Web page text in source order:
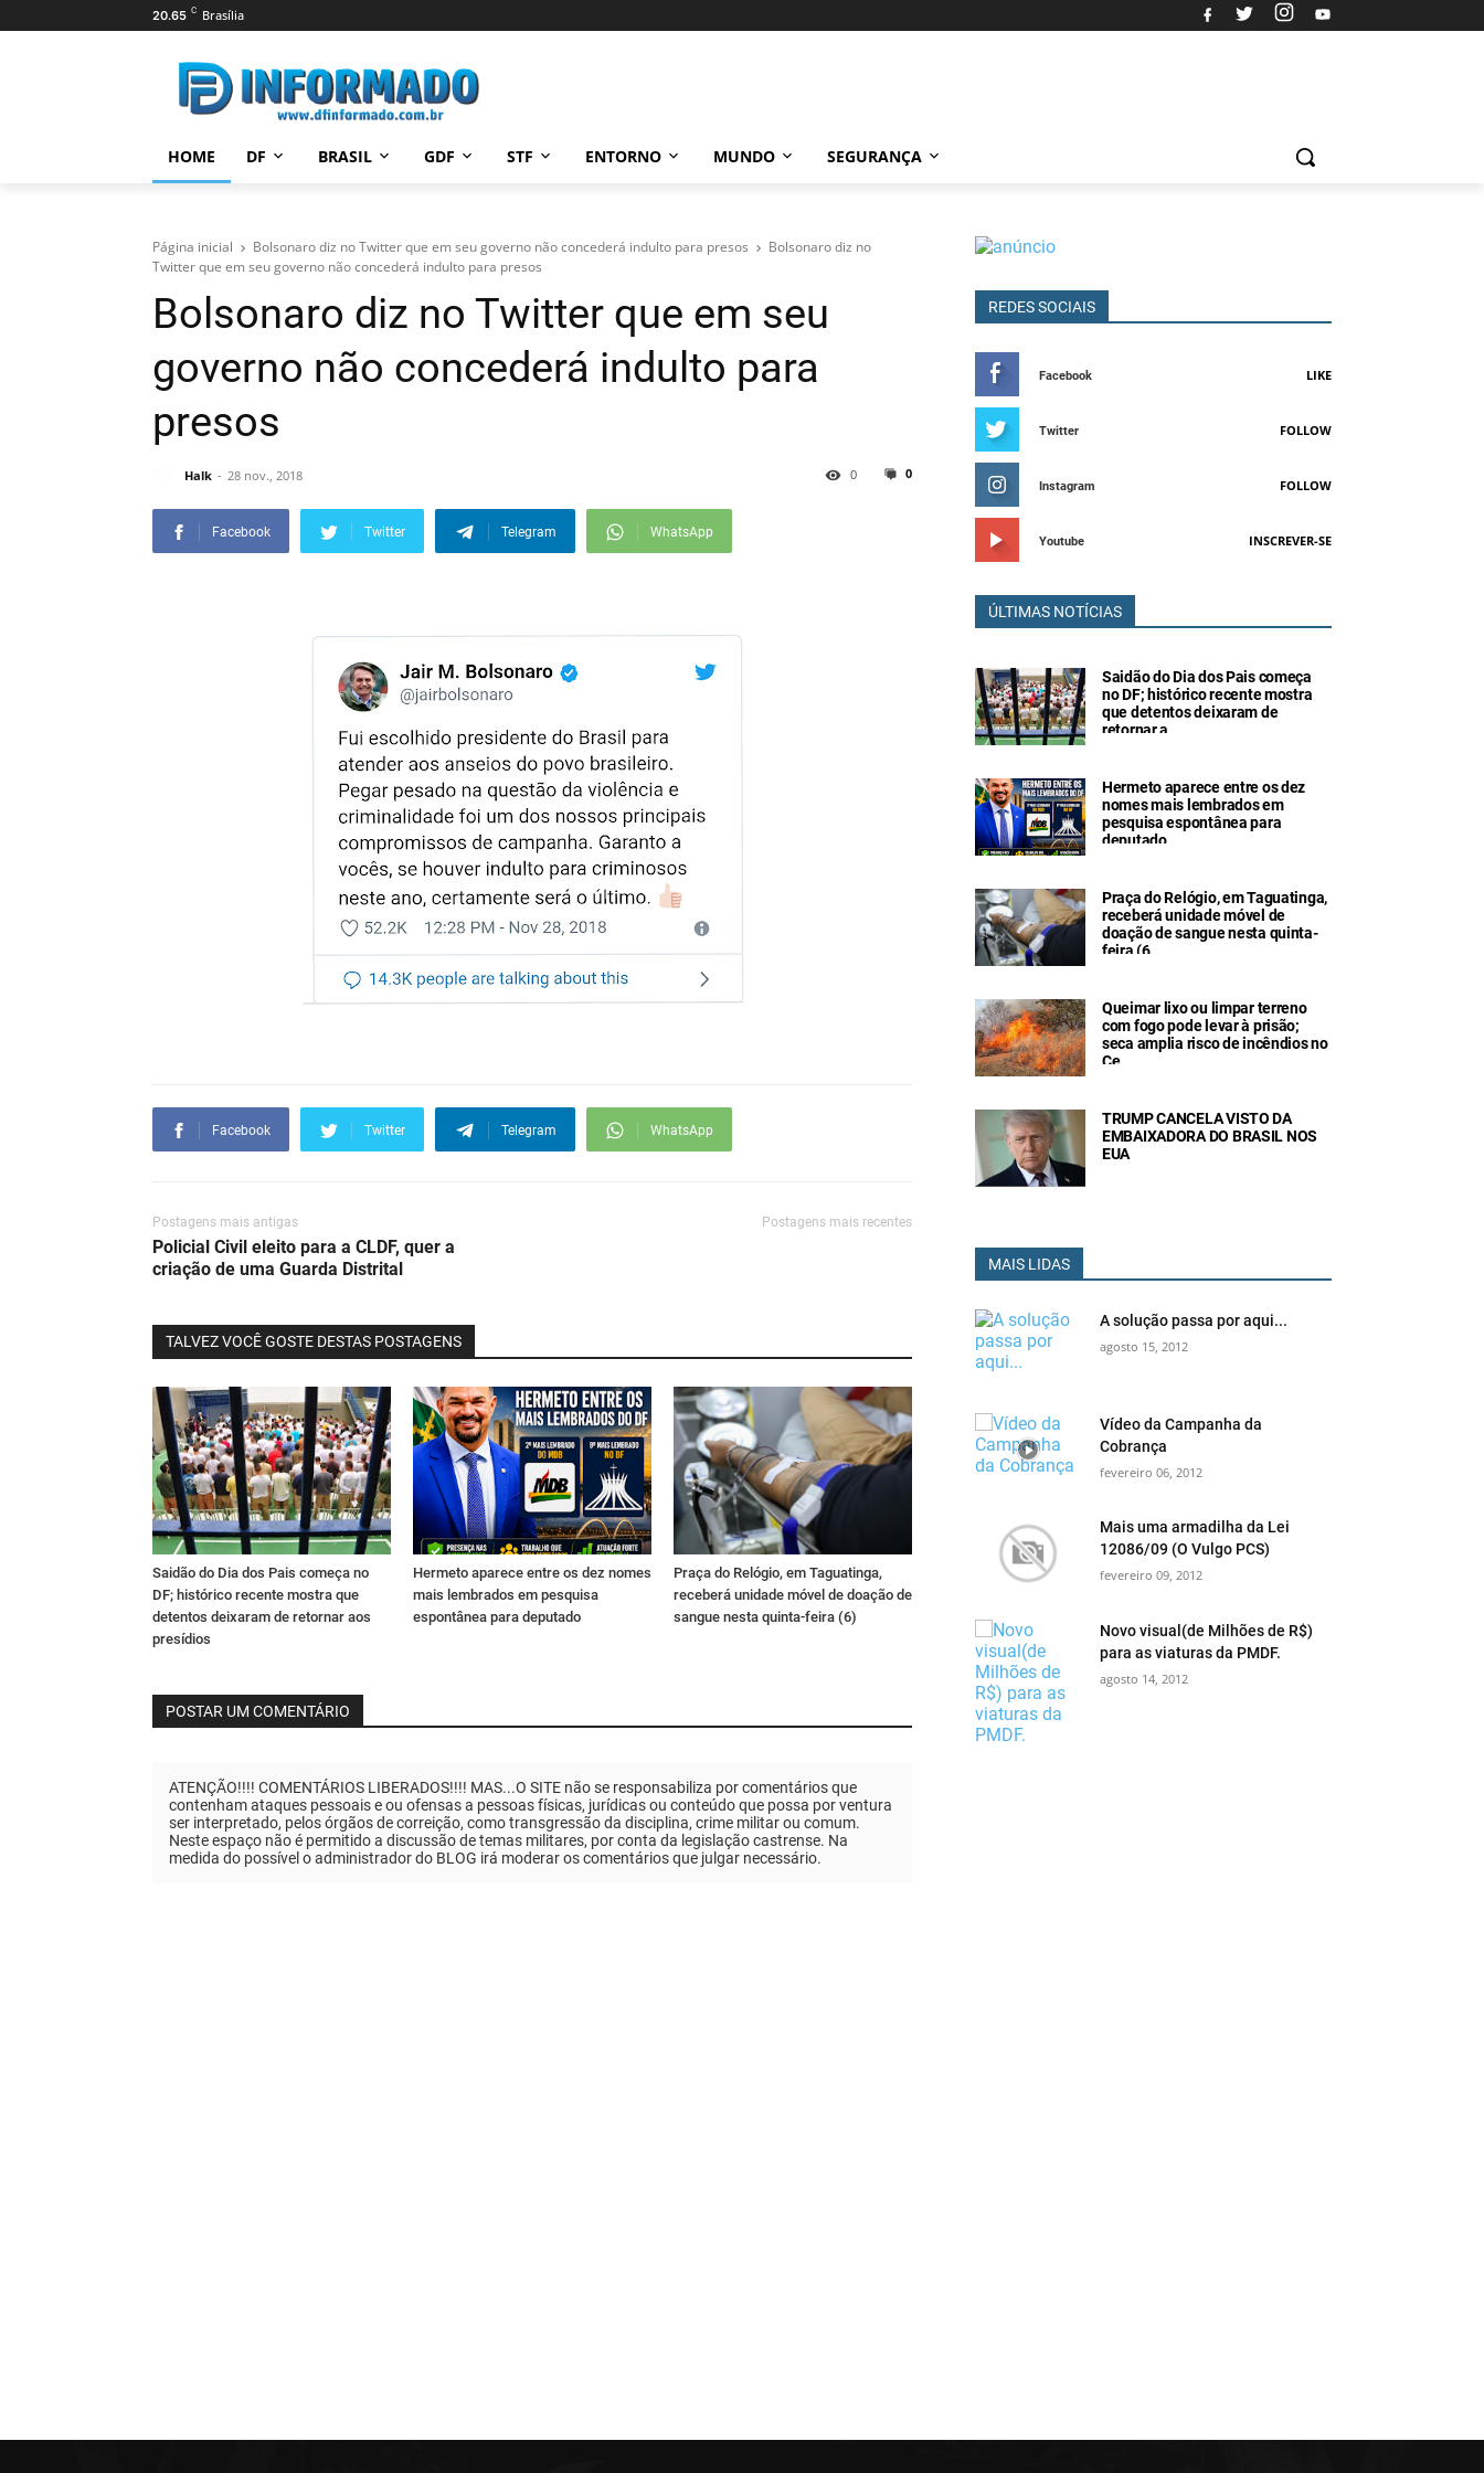
20.65 C Brasília
HOME DF BRASIL GDF STF ENTORNO MUNDO SEGURANÇA
Página inicial Bolsonaro diz no Twitter que em seu governo não concederá indulto para presos
Bolsonaro diz no
Twitter que em seu governo não concederá indulto para presos
Bolsonaro diz no Twitter que em seu
governo não concederá indulto para
presos
Halk 28 nov., 2018 0
0
Facebook Twitter Telegram WhatsApp
Facebook Twitter Telegram WhatsApp
Postagens mais antigas
Policial Civil eleito para a CLDF, quer a
criação de uma Guarda Distrital
Postagens mais recentes
TALVEZ VOCÊ GOSTE DESTAS POSTAGENS
Saidão do Dia dos Pais começa no
DF; histórico recente mostra que
detentos deixaram de retornar aos
presídios
Hermeto aparece entre os dez nomes
mais lembrados em pesquisa
espontânea para deputado
Praça do Relógio, em Taguatinga,
receberá unidade móvel de doação de
sangue nesta quinta-feira (6)
POSTAR UM COMENTÁRIO
ATENÇÃO!!!! COMENTÁRIOS LIBERADOS!!!! MAS...O SITE não se responsabiliza por comentários que
contenham ataques pessoais e ou ofensas a pessoas físicas, jurídicas ou conteúdo que possa por ventura
ser interpretado, pelos órgãos de correição, como transgressão da disciplina, crime militar ou comum.
Neste espaço não é permitido a discussão de temas militares, por conta da legislação castrense. Na
medida do possível o administrador do BLOG irá moderar os comentários que julgar necessário.
REDES SOCIAIS
Facebook LIKE
Twitter FOLLOW
Instagram FOLLOW
Youtube INSCREVER-SE
ÚLTIMAS NOTÍCIAS
Saidão do Dia dos Pais começa
no DF; histórico recente mostra
que detentos deixaram de
retornar a
Hermeto aparece entre os dez
nomes mais lembrados em
pesquisa espontânea para
deputado
Praça do Relógio, em Taguatinga,
receberá unidade móvel de
doação de sangue nesta quinta-
feira (6
Queimar lixo ou limpar terreno
com fogo pode levar à prisão;
seca amplia risco de incêndios no
Ce
TRUMP CANCELA VISTO DA
EMBAIXADORA DO BRASIL NOS
EUA
MAIS LIDAS
A solução passa por aqui...
agosto 15, 2012
Vídeo da Campanha da
Cobrança
fevereiro 06, 2012
Mais uma armadilha da Lei
12086/09 (O Vulgo PCS)
fevereiro 09, 2012
Novo visual(de Milhões de R$)
para as viaturas da PMDF.
agosto 14, 2012